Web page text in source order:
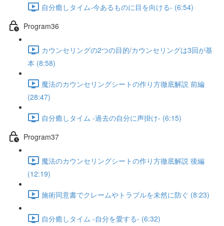
自分癒しタイム-今あるものに目を向ける- (6:54)
Program36
カウンセリングの2つの目的/カウンセリングは3回が基
本 (8:58)
魔法のカウンセリングシートの作り方徹底解説 前編
(28:47)
自分癒しタイム -過去の自分に声掛け- (6:15)
Program37
魔法のカウンセリングシートの作り方徹底解説 後編
(12:19)
施術同意書でクレームやトラブルを未然に防ぐ (8:23)
自分癒しタイム -自分を愛する- (6:32)